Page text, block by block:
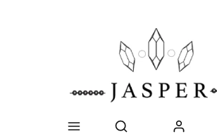
Otwórz wyszukiwarkę